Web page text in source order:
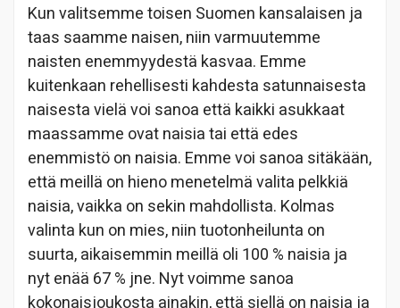
Kun valitsemme toisen Suomen kansalaisen ja
taas saamme naisen, niin varmuutemme
naisten enemmyydestä kasvaa. Emme
kuitenkaan rehellisesti kahdesta satunnaisesta
naisesta vielä voi sanoa että kaikki asukkaat
maassamme ovat naisia tai että edes
enemmistö on naisia. Emme voi sanoa sitäkään,
että meillä on hieno menetelmä valita pelkkiä
naisia, vaikka on sekin mahdollista. Kolmas
valinta kun on mies, niin tuotonheilunta on
suurta, aikaisemmin meillä oli 100 % naisia ja
nyt enää 67 % jne. Nyt voimme sanoa
kokonaisjoukosta ainakin, että siellä on naisia ja